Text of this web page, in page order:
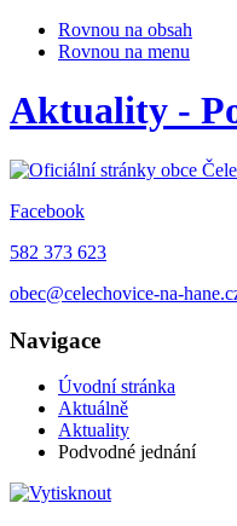
Rovnou na obsah
Rovnou na menu
Aktuality -
Facebook
582 373 623
obec@celechovice-na-
Navigace
Úvodní stránka
Aktuálně
Aktuality
Podvodné jednání